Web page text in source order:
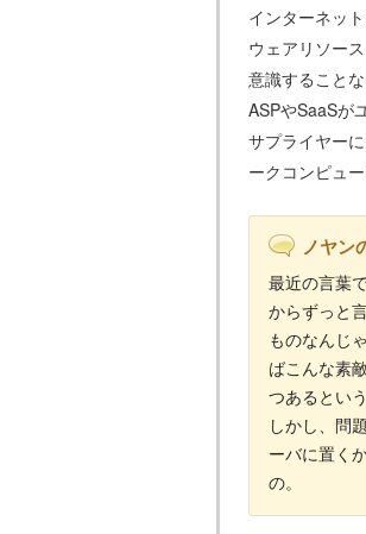
インターネッ
ウェアリソー
意識すること
ASPやSaaSが
サプライヤー
ークコンピュ
ノヤン
最近の言葉
からずっと
ものなんじ
ばこんな素
つあるとい
しかし、問
ーバに置く
の。